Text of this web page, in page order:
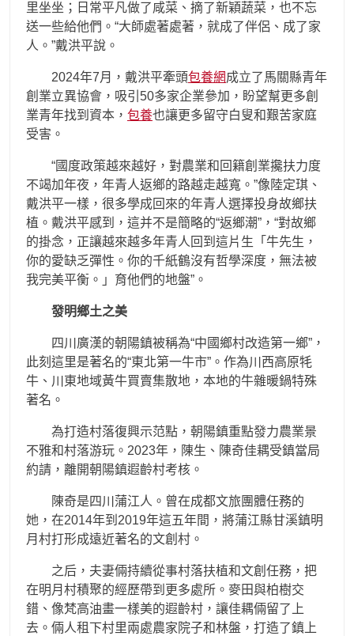
里坐坐；日常平凡做了咸菜、摘了新穎蔬菜，也不忘
送一些給他們。“大師處著處著，就成了伴侶、成了家
人。”戴洪平說。
2024年7月，戴洪平牽頭包養網成立了馬關縣青年
創業立異協會，吸引50多家企業參加，盼望幫更多創
業青年找到資本， 包養也讓更多留守白叟和艱苦家庭
受害。
“國度政策越來越好，對農業和回籍創業攙扶力度
不竭加年夜，年青人返鄉的路越走越寬。”像陸定琪、
戴洪平一樣，很多學成回來的年青人選擇投身故鄉扶
植。戴洪平感到，這并不是簡略的“返鄉潮”，“對故鄉
的掛念，正讓越來越多年青人回到這片生「牛先生，
你的愛缺乏彈性。你的千紙鶴沒有哲學深度，無法被
我完美平衡。」育他們的地盤”。
發明鄉土之美
四川廣漢的朝陽鎮被稱為“中國鄉村改造第一鄉”，
此刻這里是著名的“東北第一牛市”。作為川西高原牦
牛、川東地域黃牛買賣集散地，本地的牛雜暖鍋特殊
著名。
為打造村落復興示范點，朝陽鎮重點發力農業景
不雅和村落游玩。2023年，陳生、陳奇佳耦受鎮當局
約請，離開朝陽鎮遐齡村考核。
陳奇是四川蒲江人。曾在成都文旅團體任務的
她，在2014年到2019年這五年間，將蒲江縣甘溪鎮明
月村打形成遠近著名的文創村。
之后，夫妻倆持續從事村落扶植和文創任務，把
在明月村積聚的經歷帶到更多處所。麥田與柏樹交
錯、像梵高油畫一樣美的遐齡村，讓佳耦倆留了上
去。倆人租下村里兩處農家院子和林盤，打造了鎮上